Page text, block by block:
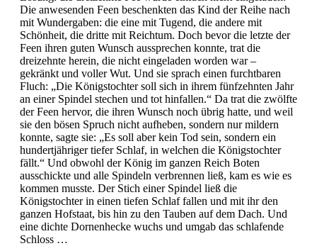
Die anwesenden Feen beschenkten das Kind der Reihe nach
mit Wundergaben: die eine mit Tugend, die andere mit
Schönheit, die dritte mit Reichtum. Doch bevor die letzte der
Feen ihren guten Wunsch aussprechen konnte, trat die
dreizehnte herein, die nicht eingeladen worden war –
gekränkt und voller Wut. Und sie sprach einen furchtbaren
Fluch: „Die Königstochter soll sich in ihrem fünfzehnten Jahr
an einer Spindel stechen und tot hinfallen.“ Da trat die zwölfte
der Feen hervor, die ihren Wunsch noch übrig hatte, und weil
sie den bösen Spruch nicht aufheben, sondern nur mildern
konnte, sagte sie: „Es soll aber kein Tod sein, sondern ein
hundertjähriger tiefer Schlaf, in welchen die Königstochter
fällt.“ Und obwohl der König im ganzen Reich Boten
ausschickte und alle Spindeln verbrennen ließ, kam es wie es
kommen musste. Der Stich einer Spindel ließ die
Königstochter in einen tiefen Schlaf fallen und mit ihr den
ganzen Hofstaat, bis hin zu den Tauben auf dem Dach. Und
eine dichte Dornenhecke wuchs und umgab das schlafende
Schloss …